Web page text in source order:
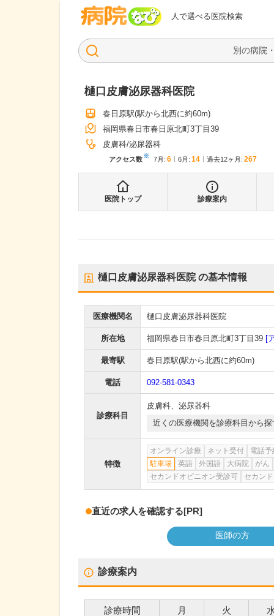
人で選べる医院検索
病院なび
樋口皮膚泌尿器科医院
春日原駅(駅から北西に約60m)
福岡県春日市春日原北町3丁目39
皮膚科 泌尿器科
アクセス数※ 7月 : 6 6月 : 14 過去12ヶ月: 267
医院トップ 診療案内
樋口皮膚泌尿器科医院の基本情報
医療機関名 樋口皮膚泌尿器科医院
所在地 福岡県春日市春日原北町3丁目39 [
最寄駅 春日原駅(駅から北西に約60m)
電話 092-581-0343
診療科目
皮膚科、 泌尿器科
近くの医療機関を診療科目から探
特徴
オンライン診療 ネット受付 電話予
駐車場
英語 外国語 大病院 がん
セカンドオピニオン受診可
セカン
直近の求人を確認する[PR]
医師の方
診療案内
診療時間 月 火